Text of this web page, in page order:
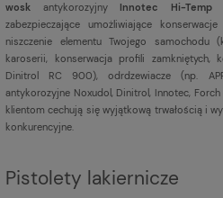
wosk antykorozyjny Innotec Hi-Temp
zabezpieczające umożliwiające
niszczenie elementu Twojego samochodu
karoserii, konserwacja profili zamkniętych,
Dinitrol RC 900), odrdzewiacze (np.
antykorozyjne Noxudol, Dinitrol, Innotec,
klientom cechują się wyjątkową trwałością i
konkurencyjne.
Pistolety lakiernicze